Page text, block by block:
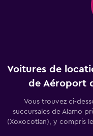
Voitures de
de Aéroport
Vous trouvez ci-
succursales de Alamo
(Xoxocotlan), y compris